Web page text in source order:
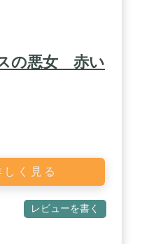
の悪女 赤い
く見る
レビューを書く